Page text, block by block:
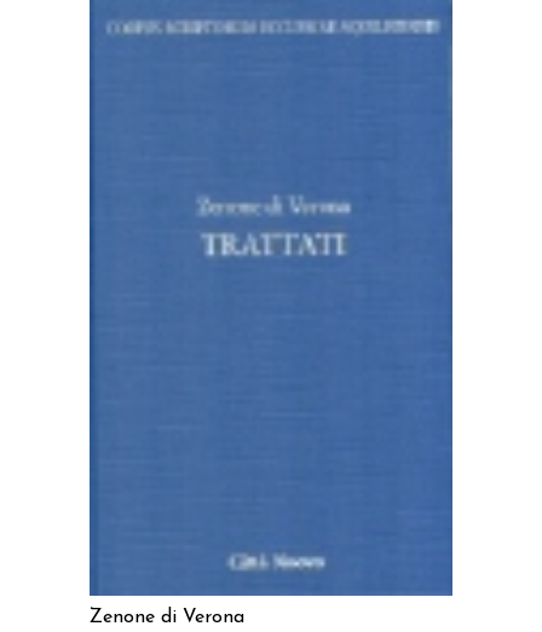
Zenone di Verona